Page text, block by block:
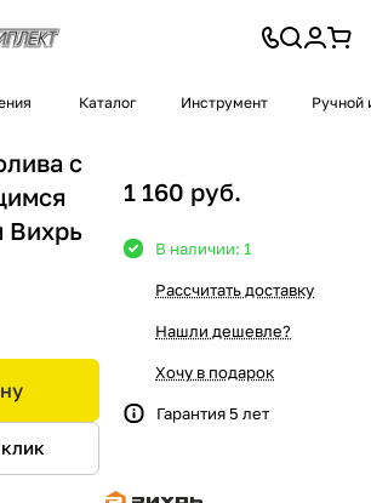
Каталог Инструмент Ручной
с
Вихрь
1 160 руб.
В наличии: 1
Рассчитать доставку
Нашли дешевле?
Хочу в подарок
Гарантия 5 лет